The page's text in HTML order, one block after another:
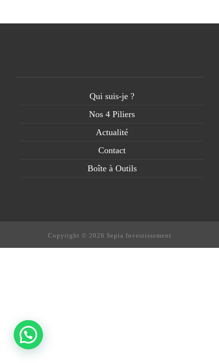
Qui suis-je ?
Nos 4 Piliers
Actualité
Contact
Boîte à Outils
Copyright © 2026 Sepia Investissement